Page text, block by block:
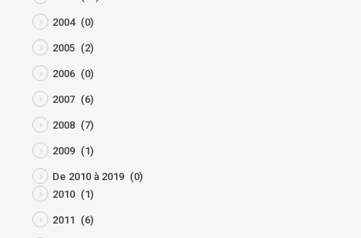
2004 (0)
2005 (2)
2006 (0)
2007 (6)
2008 (7)
2009 (1)
De 2010 à 2019 (0)
2010 (1)
2011 (6)